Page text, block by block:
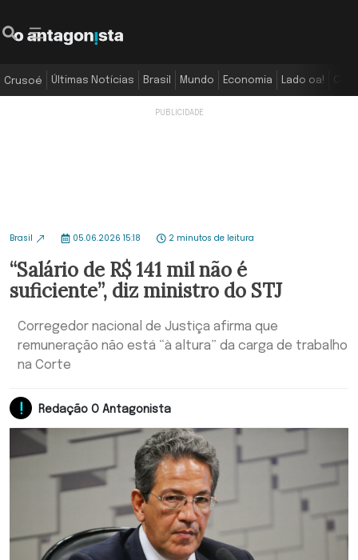
Crusoé Últimas Notícias Brasil Mundo Economia Lado oa!
Brasil 05.06.2026 15:18 2 minutos de leitura
“Salário de R$ 141 mil não é
suficiente”, diz ministro do STJ
Corregedor nacional de Justiça afirma que
remuneração não está “à altura” da carga de trabalho
na Corte
Redação O Antagonista